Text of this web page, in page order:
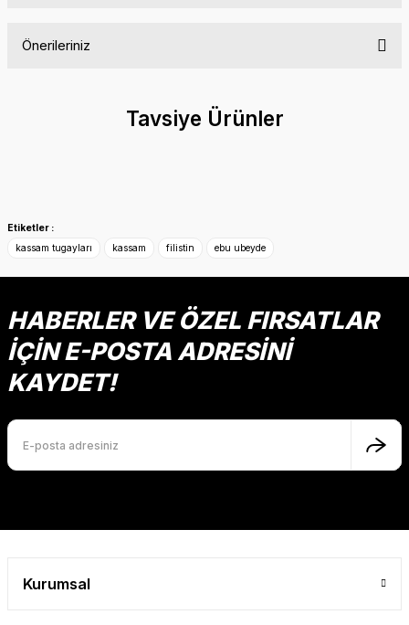
Önerileriniz
konularda yetersiz gördüğünüz noktaları öneri formunu
kullanarak tarafımıza iletebilirsiniz.
Ürün bilgilerinde hatalar bulunuyor.
Tavsiye Ürünler
Etiketler :
kassam tugayları
kassam filistin ebu ubeyde
HABERLER VE ÖZEL FIRSATLAR
İÇİN E-POSTA ADRESİNİ
KAYDET!
Kurumsal